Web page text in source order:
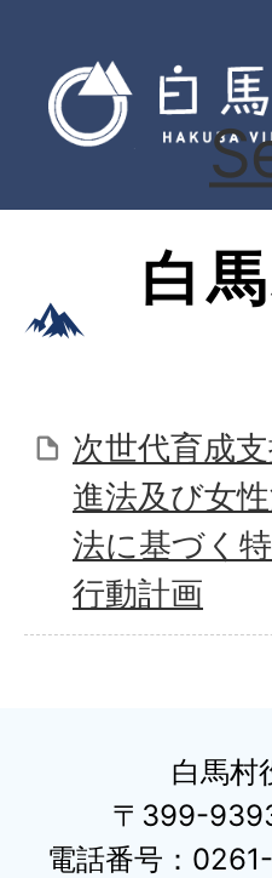
白
次世代育成
進法及び女
法に基づく
行動計画
白馬村
〒399-
電話番号：